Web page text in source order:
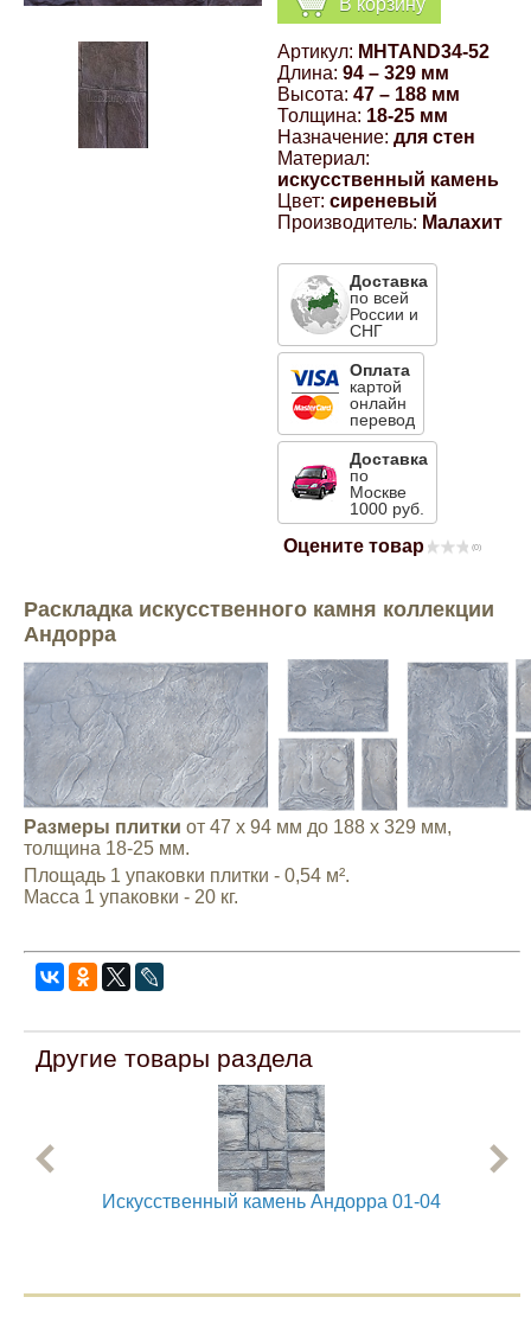
Артикул: MHTAND34-52
Длина: 94 – 329 мм
Высота: 47 – 188 мм
Толщина: 18-25 мм
Назначение: для стен
Материал:
искусственный камень
Цвет: сиреневый
Производитель: Малахит
Доставка
по всей
России и
СНГ
Оплата
картой
онлайн
перевод
Доставка
по
Москве
1000 руб.
Оцените товар (0)
Раскладка искусственного камня коллекции
Андорра
Размеры плитки от 47 х 94 мм до 188 х 329 мм,
толщина 18-25 мм.
Площадь 1 упаковки плитки - 0,54 м².
Масса 1 упаковки - 20 кг.
Другие товары раздела
Искусственный камень Андорра 01-04
Компрессионные фитинги Poliext
Hyundai
Opel
Renault
Suzuki
Toyota
Volkswagen
УАЗ
Дополнительные товары
Флуоресцентные краски
Шпатлевки, штукатурки
Эмали универсальные акриловые
Магнитные панели на холодильник